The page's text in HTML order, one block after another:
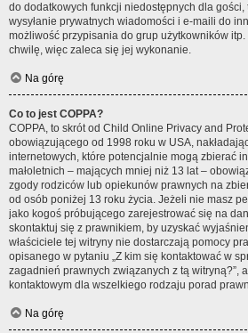
do dodatkowych funkcji niedostępnych dla gości,
wysyłanie prywatnych wiadomości i e-maili do
możliwość przypisania do grup użytkowników
chwilę, więc zaleca się jej wykonanie.
Na górę
Co to jest COPPA?
COPPA, to skrót od Child Online Privacy and
obowiązującego od 1998 roku w USA,
internetowych, które potencjalnie mogą zbierać
małoletnich – mających mniej niż 13 lat –
zgody rodziców lub opiekunów prawnych na
od osób poniżej 13 roku życia. Jeżeli nie masz
jako kogoś próbującego zarejestrować się na
skontaktuj się z prawnikiem, by uzyskać
właściciele tej witryny nie dostarczają pomocy
opisanego w pytaniu „Z kim się kontaktować w
zagadnień prawnych związanych z tą witryną?”,
kontaktowym dla wszelkiego rodzaju porad
Na górę